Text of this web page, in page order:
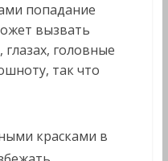
попадание
вызвать
головные
так что
красками в